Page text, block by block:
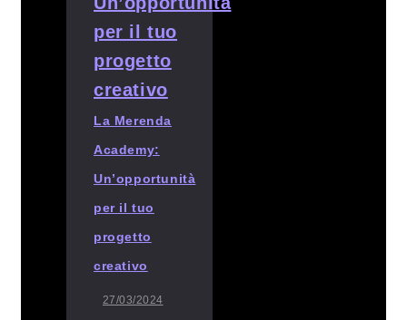
La Merenda
Academy:
Un’opportunità
per il tuo
progetto
creativo
27/03/2024